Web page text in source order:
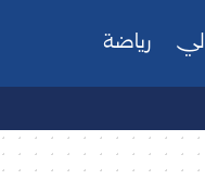
رياضة